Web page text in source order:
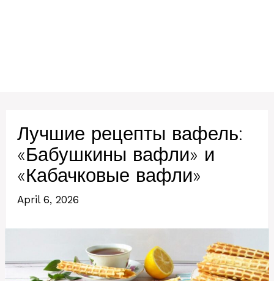
Лучшие рецепты вафель:
«Бабушкины вафли» и
«Кабачковые вафли»
April 6, 2026